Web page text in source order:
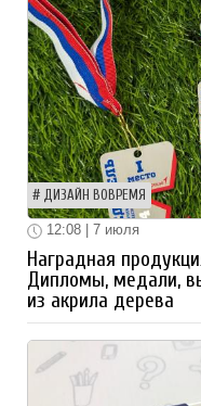
ДИЗАЙН ВОВРЕМЯ
12:08 | 7 июля
Наградная
Дипломы, медали,
из акрила дерева